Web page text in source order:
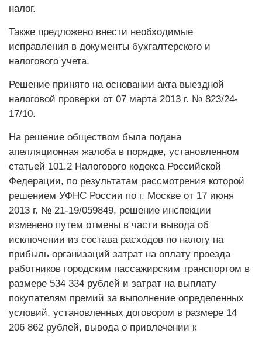
налог.
Также предложено внести необходимые
исправления в документы бухгалтерского и
налогового учета.
Решение принято на основании акта выездной
налоговой проверки от 07 марта 2013 г. № 823/24-
17/10.
На решение обществом была подана
апелляционная жалоба в порядке, установленном
статьей 101.2 Налогового кодекса Российской
Федерации, по результатам рассмотрения которой
решением УФНС России по г. Москве от 17 июня
2013 г. № 21-19/059849, решение инспекции
изменено путем отмены в части вывода об
исключении из состава расходов по налогу на
прибыль организаций затрат на оплату проезда
работников городским пассажирским транспортом в
размере 534 334 рублей и затрат на выплату
покупателям премий за выполнение определенных
условий, установленных договором в размере 14
206 862 рублей, вывода о привлечении к